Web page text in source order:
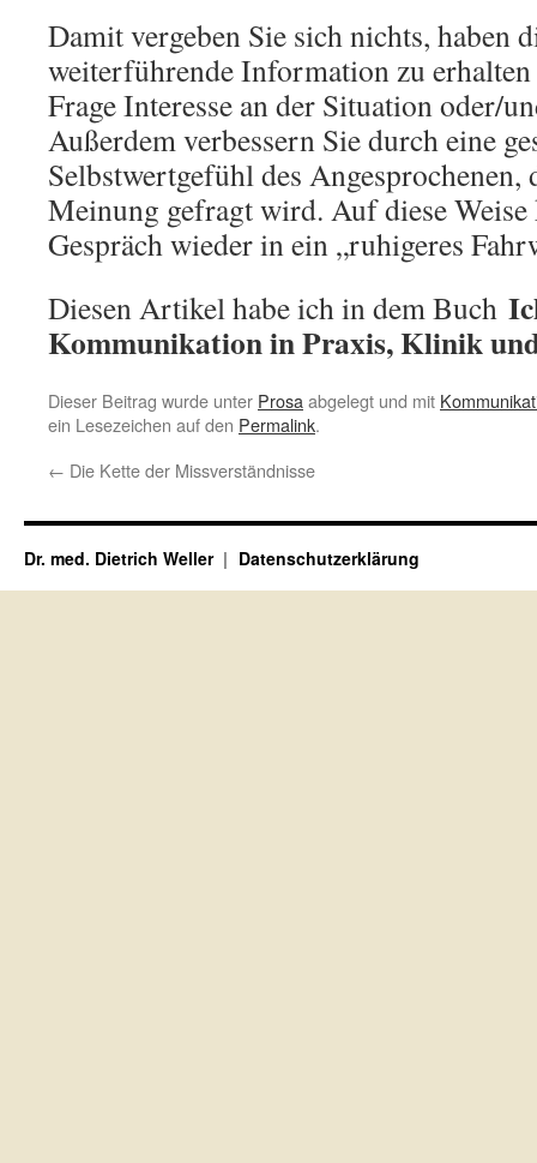
Damit vergeben Sie sich nichts, haben
weiterführende Information zu
Frage Interesse an der Situation oder/
Außerdem verbessern Sie durch eine
Selbstwertgefühl des Angesprochenen,
Meinung gefragt wird. Auf diese Weise
Gespräch wieder in ein „ruhigeres
Diesen Artikel habe ich in dem Buch
Kommunikation in Praxis, Klinik
Dieser Beitrag wurde unter Prosa abgelegt und mit
ein Lesezeichen auf den Permalink.
← Die Kette der Missverständnisse
Dr. med. Dietrich Weller Datenschutzerklärung